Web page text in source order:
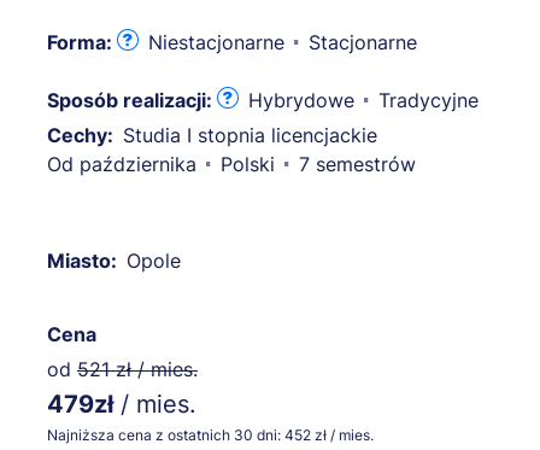
Forma: Niestacjonarne Stacjonarne
Sposób realizacji: Hybrydowe
Tradycyjne
Cechy: Studia I stopnia licencjackie
Od października
Polski 7 semestrów
Miasto: Opole
Cena
od 521 zł / mies.
479zł / mies.
Najniższa cena z ostatnich 30 dni: 452 zł / mies.